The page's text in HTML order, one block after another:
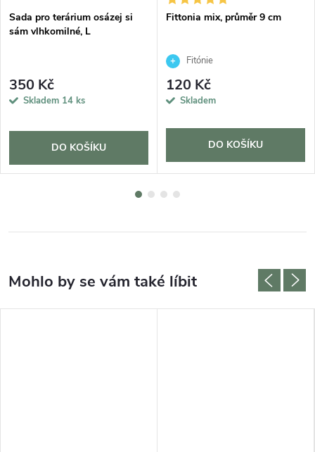
Sada pro terárium osázej si
sám vlhkomilné, L
350 Kč
Skladem 14 ks
DO KOŠÍKU
Fittonia mix, průměr 9 cm
Fitónie
120 Kč
Skladem
DO KOŠÍKU